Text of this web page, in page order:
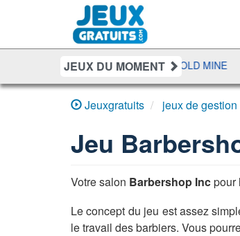
JEUX DU MOMENT
DOMINO GOLD MINE AVIATOR
Jeuxgratuits jeux de gestion
Jeu
Votre salon Barbershop Incpour
Le concept du jeu est assez
le travail des barbiers. Vous